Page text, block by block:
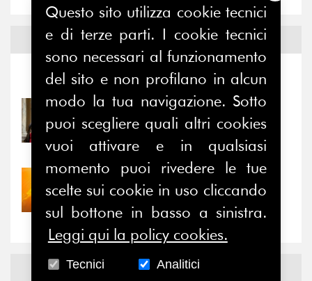
Notizie ed Eventi
Notizie-Eventi
Prima della pausa estiva,
il valore di...
Nove anni dopo la
“grande cecità”: la...
NewsFacebook
Questo sito utilizza cookie tecnici
e di terze parti. I cookie tecnici
sono necessari al funzionamento
del sito e non profilano in alcun
modo la tua navigazione. Sotto
puoi scegliere quali altri cookies
vuoi attivare e in qualsiasi
momento puoi rivedere le tue
scelte sui cookie in uso cliccando
sul bottone in basso a sinistra.
Leggi qui la policy cookies.
Tecnici Analitici